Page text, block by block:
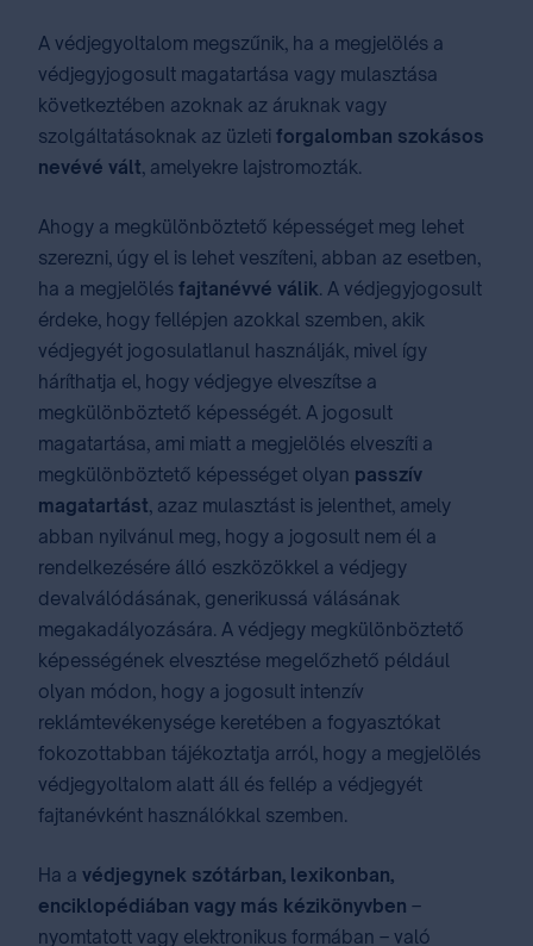
A védjegyoltalom megszűnik, ha a megjelölés a
védjegyjogosult magatartása vagy mulasztása
következtében azoknak az áruknak vagy
szolgáltatásoknak az üzleti forgalomban szokásos
nevévé vált, amelyekre lajstromozták.
Ahogy a megkülönböztető képességet meg lehet
szerezni, úgy el is lehet veszíteni, abban az esetben,
ha a megjelölés fajtanévvé válik. A védjegyjogosult
érdeke, hogy fellépjen azokkal szemben, akik
védjegyét jogosulatlanul használják, mivel így
háríthatja el, hogy védjegye elveszítse a
megkülönböztető képességét. A jogosult
magatartása, ami miatt a megjelölés elveszíti a
megkülönböztető képességet olyan passzív
magatartást, azaz mulasztást is jelenthet, amely
abban nyilvánul meg, hogy a jogosult nem él a
rendelkezésére álló eszközökkel a védjegy
devalválódásának, generikussá válásának
megakadályozására. A védjegy megkülönböztető
képességének elvesztése megelőzhető például
olyan módon, hogy a jogosult intenzív
reklámtevékenysége keretében a fogyasztókat
fokozottabban tájékoztatja arról, hogy a megjelölés
védjegyoltalom alatt áll és fellép a védjegyét
fajtanévként használókkal szemben.
Ha a védjegynek szótárban, lexikonban,
enciklopédiában vagy más kézikönyvben –
nyomtatott vagy elektronikus formában – való